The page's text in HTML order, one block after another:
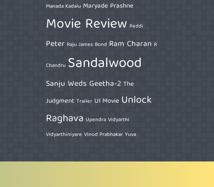
Manada Kadalu Maryade Prashne
Movie Review Peddi
Peter Raju James Bond Ram Charan R
Chandru Sandalwood
Sanju Weds Geetha-2 The
Judgment Trailer UI Movie Unlock
Raghava Upendra Vidyarthi
Vidyarthiniyare Vinod Prabhakar Yuva